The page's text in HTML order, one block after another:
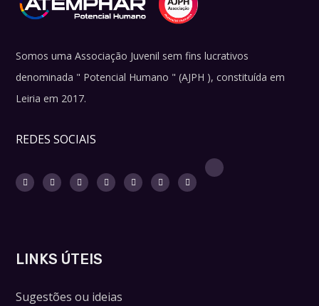
Somos uma Associação Juvenil sem fins lucrativos
denominada " Potencial Humano " (AJPH ), constituída em
Leiria em 2017.
REDES SOCIAIS
LINKS ÚTEIS
Sugestões ou ideias